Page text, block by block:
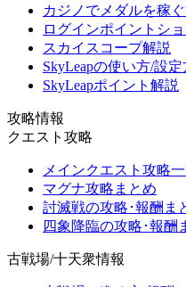
カジノでメダルを稼
ログインポイントシ
スカイスコープ解説
SkyLeapの使い方/設
SkyLeapポイント解説
攻略情報
クエスト攻略
メインクエスト攻略
マグナ攻略まとめ
討滅戦の攻略･報酬ま
四象降臨の攻略･報酬
古戦場/十天衆情報